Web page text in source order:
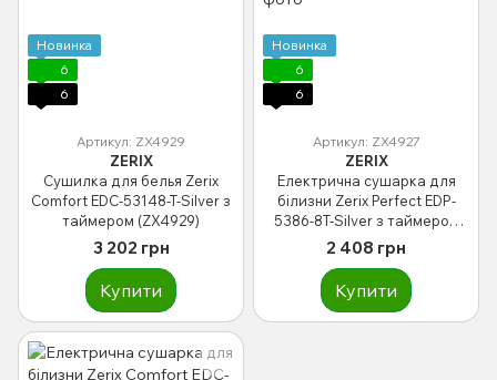
Новинка
6
6
Артикул: ZX4929
ZERIX
Сушилка для белья Zerix
Comfort EDC-53148-T-Silver з
таймером (ZX4929)
3 202 грн
Купити
Новинка
6
6
Артикул: ZX4927
ZERIX
Електрична сушарка для
білизни Zerix Perfect EDP-
5386-8T-Silver з таймером
(125W) (ZX4927)
2 408 грн
Купити